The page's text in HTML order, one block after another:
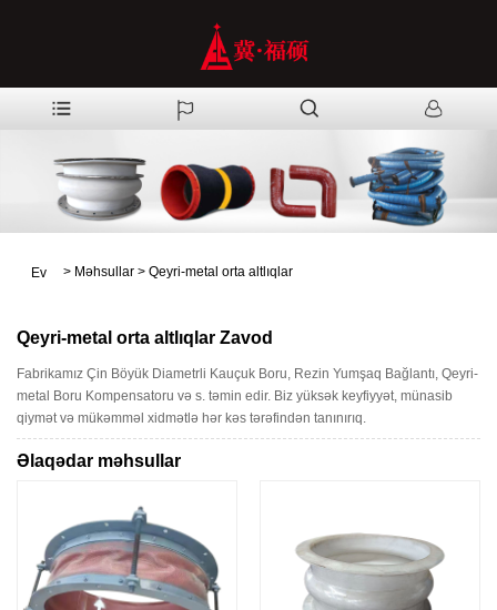
Ev > Məhsullar > Qeyri-metal orta altlıqlar
Qeyri-metal orta altlıqlar Zavod
Fabrikamız Çin Böyük Diametrli Kauçuk Boru, Rezin Yumşaq Bağlantı, Qeyri-
metal Boru Kompensatoru və s. təmin edir. Biz yüksək keyfiyyət, münasib
qiymət və mükəmməl xidmətlə hər kəs tərəfindən tanınırıq.
Əlaqədar məhsullar